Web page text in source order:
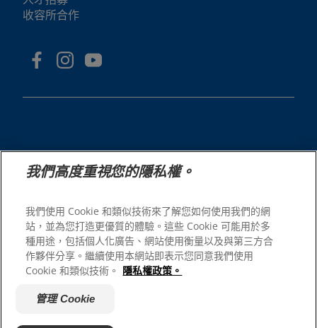
收容所合作
© 2025 Hill's Pet Nutrition, Inc.
As used herein, denotes registered trademark status
in the U.S. only; registration status in other
geographies may be different. Your use of this site is
subject to our terms.
網站條款與條件
隱私權政策
法律聲明
管理 Cookie
我們高度重視您的隱私權。
我們使用 Cookie 和類似技術來了解您如何使用我們的網
站，並為您打造更優質的體驗。這些 Cookie 可能用於多
種用途，包括個人化廣告、網站使用衡量以及與第三方合
作夥伴分享。繼續使用本網站即表示您同意我們使用
Cookie 和類似技術。 隱私權政策。
管理 Cookie